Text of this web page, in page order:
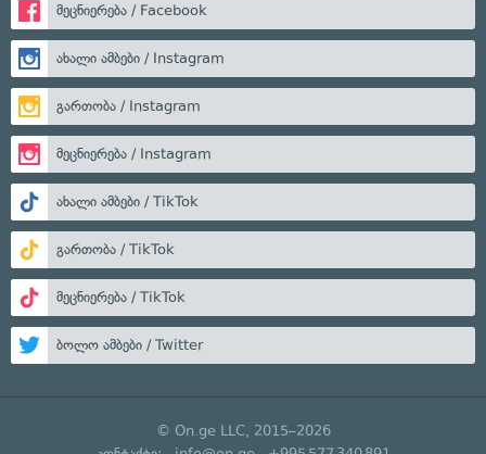
მეცნიერება / Facebook
ახალი ამბები / Instagram
გართობა / Instagram
მეცნიერება / Instagram
ახალი ამბები / TikTok
გართობა / TikTok
მეცნიერება / TikTok
ბოლო ამბები / Twitter
© On.ge LLC, 2015–2026